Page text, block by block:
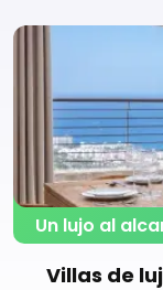
Un lujo al
Villas de